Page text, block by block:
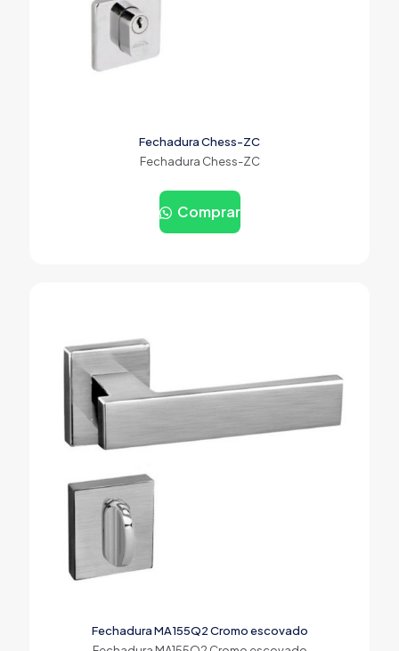
Fechadura Chess-ZC
Fechadura Chess-ZC
Comprar
Fechadura MA155Q2 Cromo escovado